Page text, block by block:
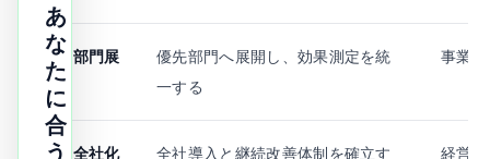
段階2: 部門展
優先部門へ展開し、効果測定を統
一する
事業
段階3: 全社化 全社導入と継続改善体制を確立す 経営
あ
な
た
に
合
う